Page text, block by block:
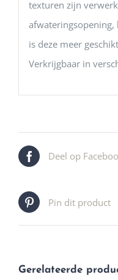
texturen zijn
afwateringsopening,
is deze meer
Verkrijgbaar in
Deel op
Pin dit product
Gerelateerde